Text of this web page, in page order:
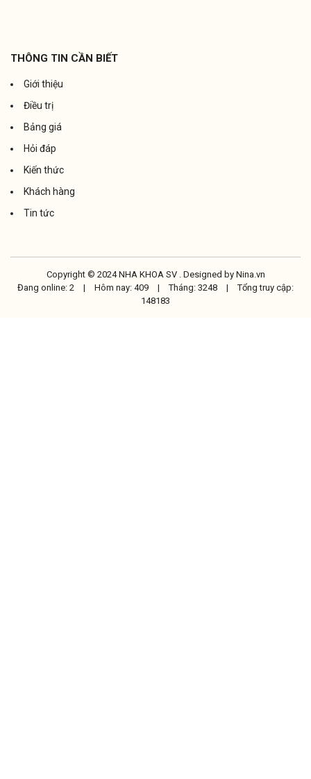
THÔNG TIN CẦN BIẾT
Giới thiệu
Điều trị
Bảng giá
Hỏi đáp
Kiến thức
Khách hàng
Tin tức
Copyright © 2024 NHA KHOA SV . Designed by Nina.vn
Đang online: 2
| Hôm nay: 409 | Tháng: 3248 |
Tổng truy cập:
148183